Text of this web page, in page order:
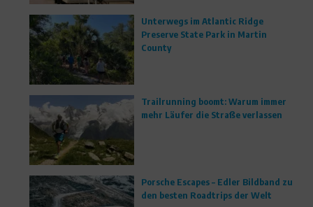
Unterwegs im Atlantic Ridge
Preserve State Park in Martin
County
Trailrunning boomt: Warum immer
mehr Läufer die Straße verlassen
Porsche Escapes – Edler Bildband zu
den besten Roadtrips der Welt